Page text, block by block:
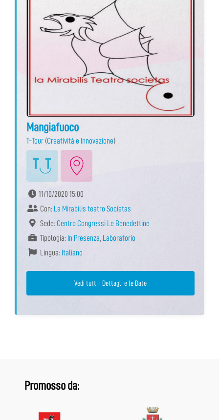
Mangiafuoco
T-Tour (Creatività e Innovazione)
11/10/2020 15:00
Con: La Mirabilis teatro Societas
Sede: Centro Congressi Le Benedettine
Tipologia: In Presenza, Laboratorio
Lingua: Italiano
Vedi tutti i Dettagli e le Date
Promosso da: